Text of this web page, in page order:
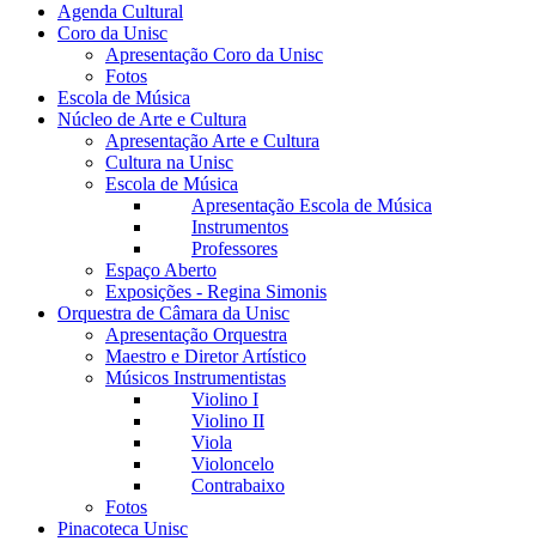
Agenda Cultural
Coro da Unisc
Apresentação Coro da Unisc
Fotos
Escola de Música
Núcleo de Arte e Cultura
Apresentação Arte e Cultura
Cultura na Unisc
Escola de Música
Apresentação Escola de Música
Instrumentos
Professores
Espaço Aberto
Exposições - Regina Simonis
Orquestra de Câmara da Unisc
Apresentação Orquestra
Maestro e Diretor Artístico
Músicos Instrumentistas
Violino I
Violino II
Viola
Violoncelo
Contrabaixo
Fotos
Pinacoteca Unisc